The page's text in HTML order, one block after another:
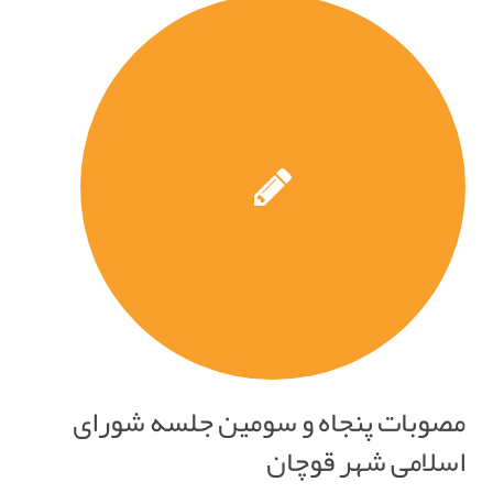
مصوبات پنجاه و سومین جلسه شورای
اسلامی شهر قوچان